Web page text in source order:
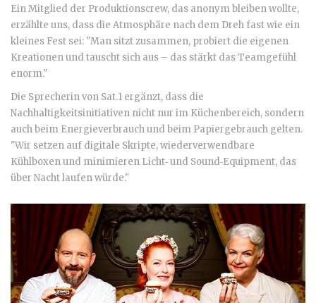
Ein Mitglied der Produktionscrew, das anonym bleiben wollte,
erzählte uns, dass die Atmosphäre nach dem Dreh fast wie ein
kleines Fest sei: "Man sitzt zusammen, probiert die eigenen
Kreationen und tauscht sich aus – das stärkt das Teamgefühl
enorm."
Die Sprecherin von Sat.1 ergänzt, dass die
Nachhaltigkeitsinitiativen nicht nur im Küchenbereich, sondern
auch beim Energieverbrauch und beim Papiergebrauch gelten.
"Wir setzen auf digitale Skripte, wiederverwendbare
Kühlboxen und minimieren Licht‑ und Sound‑Equipment, das
über Nacht laufen würde."